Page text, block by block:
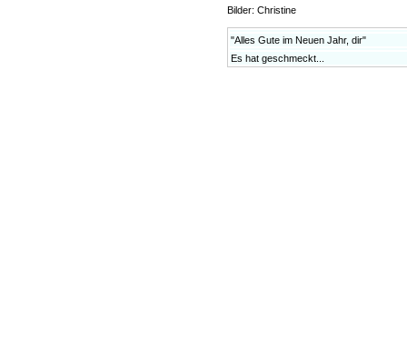
Bilder: Christine
"Alles Gute im Neuen Jahr, dir"
Es hat geschmeckt...